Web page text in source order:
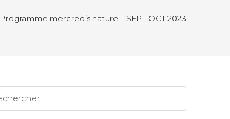
Programme mercredis nature – SEPT.OCT 2023